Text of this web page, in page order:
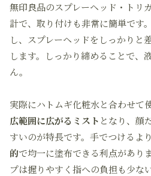
無印良品のスプレーヘッド・トリ
計で、取り付けも非常に簡単です
し、スプレーヘッドをしっかりと
します。しっかり締めることで、
ん。
実際にハトムギ化粧水と合わせて使
広範囲に広がるミスト となり、顔
すいのが特長です。手でつけるよ
的で均一に塗布できる利点があり
プは握りやすく指への負担も少な